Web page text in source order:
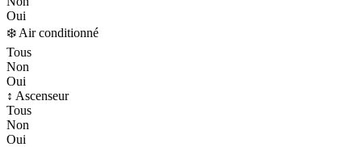
Oui
❄️ Air conditionné
Tous
Non
Oui
↕️ Ascenseur
Tous
Non
Oui